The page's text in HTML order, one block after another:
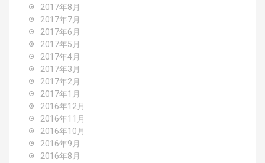
2017年8月
2017年7月
2017年6月
2017年5月
2017年4月
2017年3月
2017年2月
2017年1月
2016年12月
2016年11月
2016年10月
2016年9月
2016年8月